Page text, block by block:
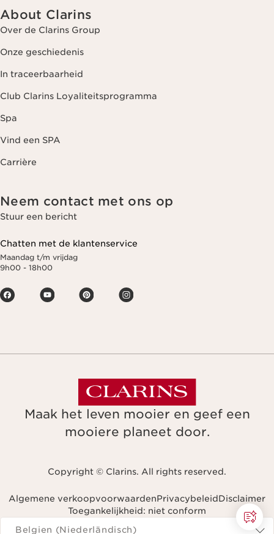
About Clarins
Over de Clarins Group
Onze geschiedenis
In traceerbaarheid
Club Clarins Loyaliteitsprogramma
Spa
Vind een SPA
Carrière
Neem contact met ons op
Stuur een bericht
Chatten met de klantenservice
Maandag t/m vrijdag
9h00 - 18h00
Maak het leven mooier en geef een
mooiere planeet door.
Copyright © Clarins. All rights reserved.
Algemene verkoopvoorwaardenPrivacybeleidDisclaimer
Toegankelijkheid: niet conform
Navigeren naar
Belgien (Niederländisch)